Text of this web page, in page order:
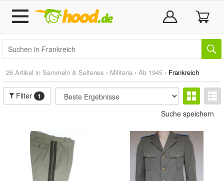
26 Artikel in Sammeln & Seltenes › Militaria › Ab 1945 › Frankreich
Filter 1
Suche speichern